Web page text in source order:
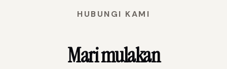
HUBUNGI KAMI
Mari mulakan